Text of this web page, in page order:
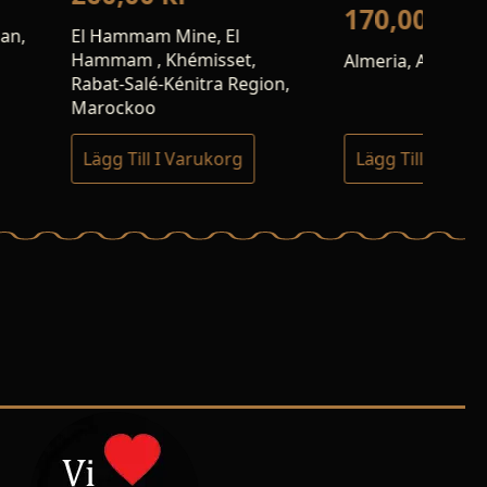
Mine, El
Khémisset,
Kénitra Region,
Almeria, Andalusien, Spanien
Lägg Till I Varukorg